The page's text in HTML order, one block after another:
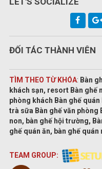
ĐỐI TÁC THÀNH VIÊN
TÌM THEO TỪ KHÓA: Bàn
khách sạn, resort Bàn ghế
phòng khách Bàn ghế
trà sữa Bàn ghế văn phòng
non, bàn ghế hội trường,
ghế quán ăn, bàn ghế
TEAM GROUP: